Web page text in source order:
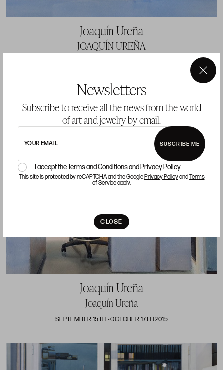
Newsletters
Subscribe to receive all the news from the world
of art and jewelry by email.
YOUR EMAIL SUSCRIBE ME
I accept theTerms and Conditionsand Privacy Policy
This site is protected by reCAPTCHA and the GooglePrivacy PolicyandTerms
of Serviceapply.
CLOSE
×
Joaquín Ureña
JOAQUÍN UREÑA
Joaquín Ureña
Joaquín Ureña
SEPTEMBER 15TH - OCTOBER 17TH 2015